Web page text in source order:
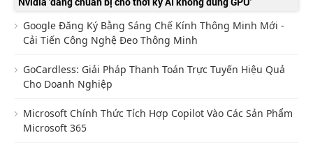
Google Đăng Ký Bằng Sáng Chế Kính Thông Minh Mới -
Cải Tiến Công Nghệ Đeo Thông Minh
GoCardless: Giải Pháp Thanh Toán Trực Tuyến Hiệu Quả
Cho Doanh Nghiệp
Microsoft Chính Thức Tích Hợp Copilot Vào Các Sản Phẩm
Microsoft 365